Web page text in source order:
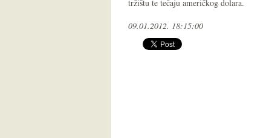
tržištu te tečaju američkog dolara.
09.01.2012. 18:15:00